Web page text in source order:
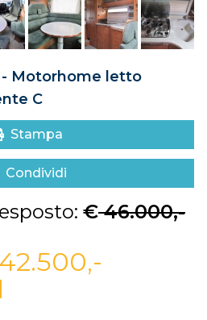
- Motorhome letto
C
Stampa
Condividi
€46.000,-